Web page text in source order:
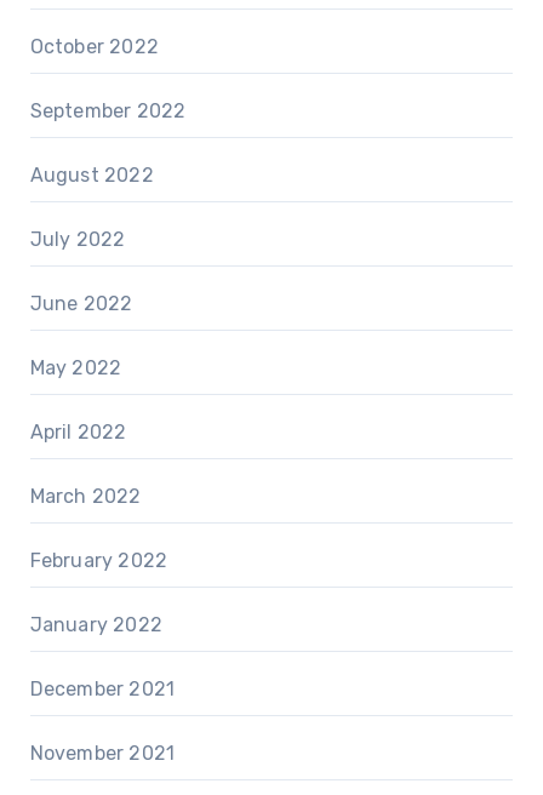
October 2022
September 2022
August 2022
July 2022
June 2022
May 2022
April 2022
March 2022
February 2022
January 2022
December 2021
November 2021